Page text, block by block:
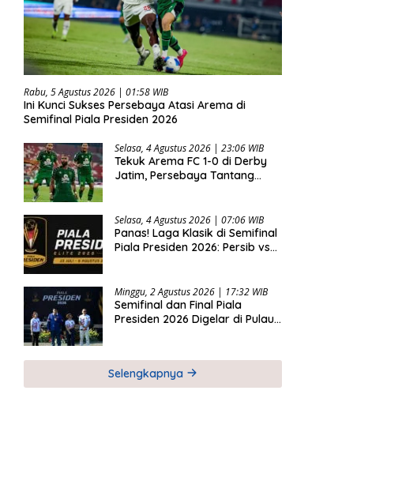
Rabu, 5 Agustus 2026 | 01:58 WIB
Ini Kunci Sukses Persebaya Atasi Arema di
Semifinal Piala Presiden 2026
Selasa, 4 Agustus 2026 | 23:06 WIB
Tekuk Arema FC 1-0 di Derby
Jatim, Persebaya Tantang
Selasa, 4 Agustus 2026 | 07:06 WIB
Panas! Laga Klasik di Semifinal
Piala Presiden 2026: Persib vs
Minggu, 2 Agustus 2026 | 17:32 WIB
Semifinal dan Final Piala
Presiden 2026 Digelar di Pulau
Selengkapnya